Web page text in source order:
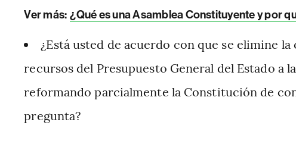
Ver más: ¿Qué es una Asamblea Constituyente y por
¿Está usted de acuerdo con que se elimine
recursos del Presupuesto General del Estado a
reformando parcialmente la Constitución de
pregunta?